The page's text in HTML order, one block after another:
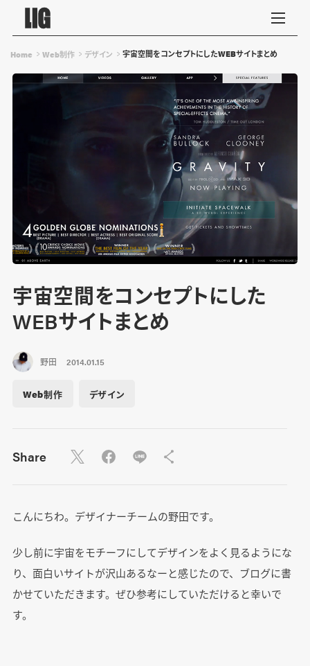
Home Web制作 デザイン 宇宙空間をコンセプトにしたWEBサイトまとめ
宇宙空間をコンセプトにした
WEBサイトまとめ
野田 2014.01.15
Web制作 デザイン
Share
こんにちわ。デザイナーチームの野田です。
少し前に宇宙をモチーフにしてデザインをよく見るようにな
り、面白いサイトが沢山あるなーと感じたので、ブログに書
かせていただきます。ぜひ参考にしていただけると幸いで
す。